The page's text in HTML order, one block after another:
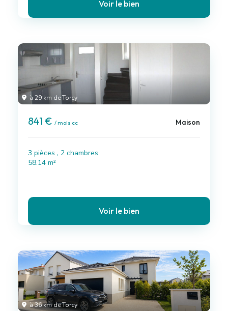
Voir le bien
à 29 km de Torcy
841 € / mois cc Maison
3 pièces , 2 chambres
58.14 m²
Voir le bien
à 36 km de Torcy